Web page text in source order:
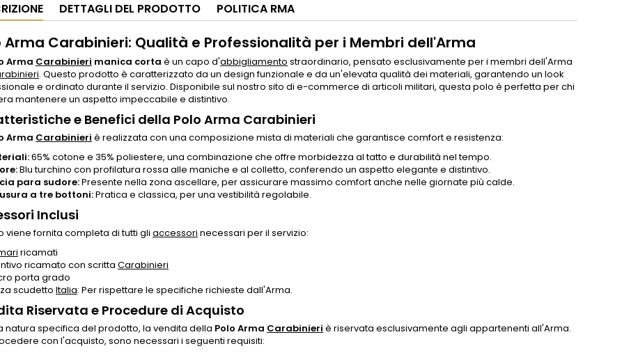
DETTAGLI DEL PRODOTTO POLITICA RMA
Arma Carabinieri: Qualità e Professionalità per i Membri dell'Arma
Arma Carabinieri manica corta è un capo d'abbigliamento straordinario, pensato esclusivamente per i membri dell'Arma
. Questo prodotto è caratterizzato da un design funzionale e da un'elevata qualità dei materiali, garantendo un look
e ordinato durante il servizio. Disponibile sul nostro sito di e-commerce di articoli militari, questa polo è perfetta per chi
mantenere un aspetto impeccabile e distintivo.
e Benefici della Polo Arma Carabinieri
Arma Carabinieri è realizzata con una composizione mista di materiali che garantisce comfort e resistenza:
65% cotone e 35% poliestere, una combinazione che offre morbidezza al tatto e durabilità nel tempo.
Blu turchino con profilatura rossa alle maniche e al colletto, conferendo un aspetto elegante e distintivo.
para sudore:Presente nella zona ascellare, per assicurare massimo comfort anche nelle giornate più calde.
a tre bottoni:Pratica e classica, per una vestibilità regolabile.
Inclusi
viene fornita completa di tutti gli accessori necessari per il servizio:
ricamati
ricamato con scritta Carabinieri
porta grado
scudetto Italia: Per rispettare le specifiche richieste dall'Arma.
Riservata e Procedure di Acquisto
natura specifica del prodotto, la vendita della Polo Arma Carabinieri è riservata esclusivamente agli appartenenti all'Arma.
con l'acquisto, sono necessari i seguenti requisiti: